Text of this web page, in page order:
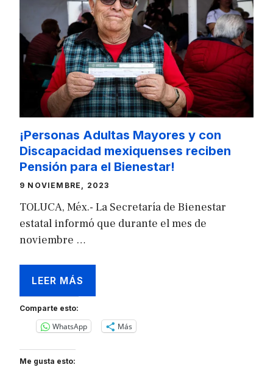
¡Personas Adultas Mayores y con
Discapacidad mexiquenses reciben
Pensión para el Bienestar!
9 NOVIEMBRE, 2023
TOLUCA, Méx.- La Secretaría de Bienestar
estatal informó que durante el mes de
noviembre …
LEER MÁS
Comparte esto:
WhatsApp Más
Me gusta esto: